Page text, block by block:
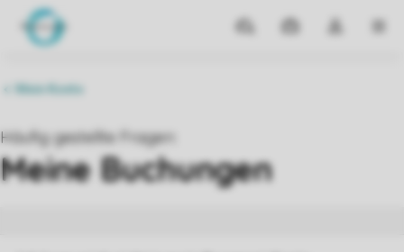
Reiseziele
Meine
Dropdown-